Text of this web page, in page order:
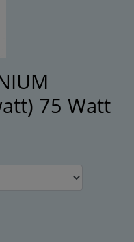
75 Watt